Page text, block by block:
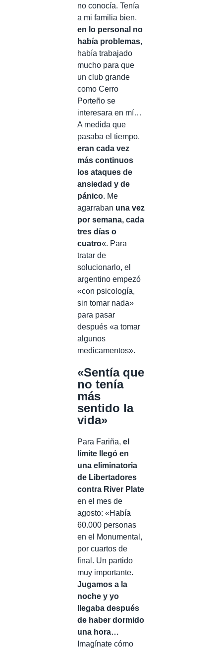
no conocía. Tenía
a mi familia bien,
en lo personal no
había problemas,
había trabajado
mucho para que
un club grande
como Cerro
Porteño se
interesara en mí…
A medida que
pasaba el tiempo,
eran cada vez
más continuos
los ataques de
ansiedad y de
pánico. Me
agarraban una vez
por semana, cada
tres días o
cuatro«. Para
tratar de
solucionarlo, el
argentino empezó
«con psicología,
sin tomar nada»
para pasar
después «a tomar
algunos
medicamentos».
«Sentía que
no tenía
más
sentido la
vida»
Para Fariña, el
límite llegó en
una eliminatoria
de Libertadores
contra River Plate
en el mes de
agosto: «Había
60.000 personas
en el Monumental,
por cuartos de
final. Un partido
muy importante.
Jugamos a la
noche y yo
llegaba después
de haber dormido
una hora…
Imagínate cómo